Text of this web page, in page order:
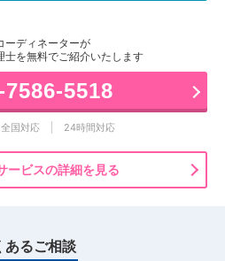
ーディネーターが
士を無料でご紹介いたします
7586-5518
全国対応 24時間対応
ービスの詳細を見る
あるご相談